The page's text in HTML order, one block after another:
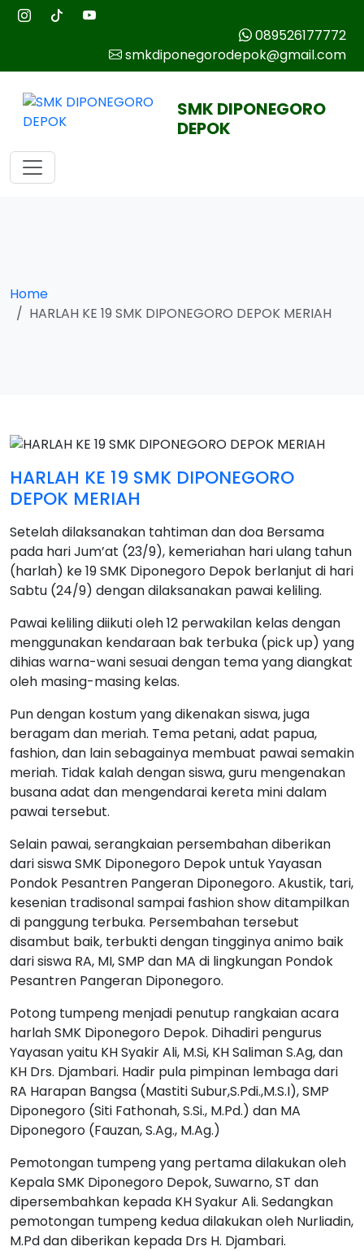
089526177772
smkdiponegorodepok@gmail.com
SMK DIPONEGORO
DEPOK
Home
HARLAH KE 19 SMK DIPONEGORO DEPOK MERIAH
HARLAH KE 19 SMK DIPONEGORO
DEPOK MERIAH
Setelah dilaksanakan tahtiman dan doa Bersama
pada hari Jum’at (23/9), kemeriahan hari ulang tahun
(harlah) ke 19 SMK Diponegoro Depok berlanjut di hari
Sabtu (24/9) dengan dilaksanakan pawai keliling.
Pawai keliling diikuti oleh 12 perwakilan kelas dengan
menggunakan kendaraan bak terbuka (pick up) yang
dihias warna-wani sesuai dengan tema yang diangkat
oleh masing-masing kelas.
Pun dengan kostum yang dikenakan siswa, juga
beragam dan meriah. Tema petani, adat papua,
fashion, dan lain sebagainya membuat pawai semakin
meriah. Tidak kalah dengan siswa, guru mengenakan
busana adat dan mengendarai kereta mini dalam
pawai tersebut.
Selain pawai, serangkaian persembahan diberikan
dari siswa SMK Diponegoro Depok untuk Yayasan
Pondok Pesantren Pangeran Diponegoro. Akustik, tari,
kesenian tradisonal sampai fashion show ditampilkan
di panggung terbuka. Persembahan tersebut
disambut baik, terbukti dengan tingginya animo baik
dari siswa RA, MI, SMP dan MA di lingkungan Pondok
Pesantren Pangeran Diponegoro.
Potong tumpeng menjadi penutup rangkaian acara
harlah SMK Diponegoro Depok. Dihadiri pengurus
Yayasan yaitu KH Syakir Ali, M.Si, KH Saliman S.Ag, dan
KH Drs. Djambari. Hadir pula pimpinan lembaga dari
RA Harapan Bangsa (Mastiti Subur,S.Pdi.,M.S.I), SMP
Diponegoro (Siti Fathonah, S.Si., M.Pd.) dan MA
Diponegoro (Fauzan, S.Ag., M.Ag.)
Pemotongan tumpeng yang pertama dilakukan oleh
Kepala SMK Diponegoro Depok, Suwarno, ST dan
dipersembahkan kepada KH Syakur Ali. Sedangkan
pemotongan tumpeng kedua dilakukan oleh Nurliadin,
M.Pd dan diberikan kepada Drs H. Djambari.